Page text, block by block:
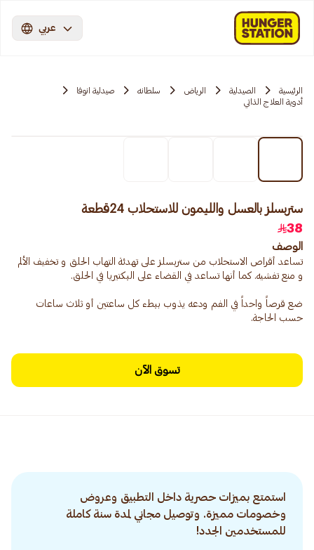
عربي
الرئيسية الصيدلية الرياض سلطانه
صيدلية انوفا
أدوية العلاج الذاتي
ستربسلز بالعسل والليمون للاستحلاب 24قطعة
38
الوصف
تساعد أقراص الاستحلاب من ستربسلز على تهدئة التهاب الحلق و تخفيف الألم
ضع قرصاً واحداً في الفم ودعه يذوب ببطء كل ساعتين أو ثلاث ساعات
حسب الحاجة.
تسوق الآن
استمتع بميزات حصرية داخل التطبيق وعروض
وخصومات مميزة. وتوصيل مجاني لمدة سنة كاملة
للمستخدمين الجدد!